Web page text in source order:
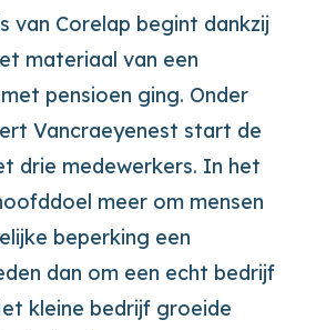
van Corelap begint dankzij
materiaal van een
pensioen ging. Onder
Vancraeyenest start de
drie medewerkers. In het
meer om mensen
beperking een
dan om een echt bedrijf
kleine bedrijf groeide